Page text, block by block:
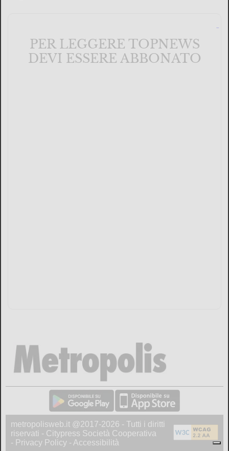
PER LEGGERE TOPNEWS
DEVI ESSERE ABBONATO
metropolisweb.it @2017-2026 - Tutti i diritti
riservati - Citypress Società Cooperativa
- Privacy Policy - Accessibilità